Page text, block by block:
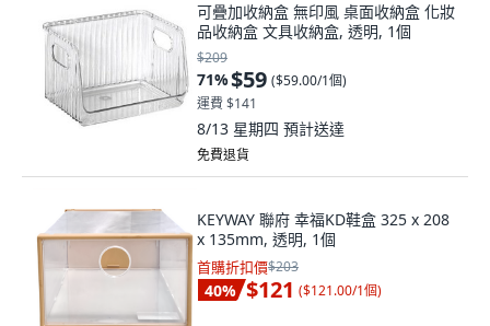
可疊加收納盒 無印風 桌面收納盒 化妝
品收納盒 文具收納盒, 透明, 1個
$209
71%$59 ($59.00/1個)
運費 $141
8/13 星期四 預計送達
免費退貨
KEYWAY 聯府 幸福KD鞋盒 325 x 208
x 135mm, 透明, 1個
首購折扣價$203
40% $121 ($121.00/1個)